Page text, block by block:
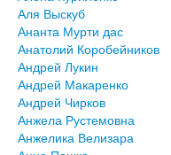
Аля Выскуб
Ананта Мурти дас
Анатолий Коробейников
Андрей Лукин
Андрей Макаренко
Андрей Чирков
Анжела Рустемовна
Анжелика Велизара